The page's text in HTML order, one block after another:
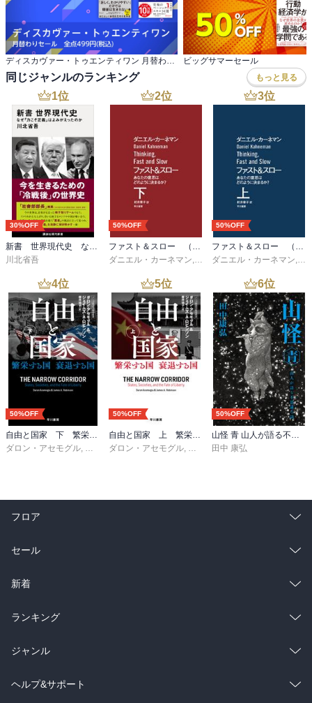
ビッグサマーセール
同じジャンルのランキング もっと見る
1位
30%OFF
新書 世界現代史 なぜ「力こそ正義」はよみがえったのか
川北省吾
2位
50%OFF
ファスト＆スロー （下）
ダニエル・カーネマン, 村井章子
3位
50%OFF
ファスト＆スロー （上）
ダニエル・カーネマン, 村
4位
50%OFF
ダロン・アセモグル
ジェイムズ・Ａ・ロビンソン 櫻井祐子
5位
50%OFF
ダロン・アセモグル
ジェイムズ・Ａ・ロビンソン
6位
50%OFF
田中 康弘
フロア
総合
ラノベ
雑誌・グラビア
BL・TL
セール
総合
ラノベ
雑誌・グラビア
BL・TL
新着
総合
ラノベ
雑誌・グラビア
ランキング
総合
ラノベ
ジャンル
コミック
ヘルプ&サポート